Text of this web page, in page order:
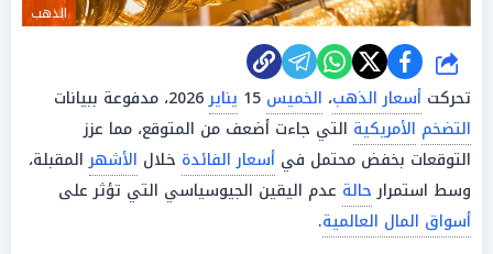
الذهب
شارك
تحركت أسعار الذهب، الخميس يناير2026، مدفوعة ببيانات
التضخم الأمريكية التي جاءت أضعف من المتوقع، مما عزز
التوقعات بخفض محتمل في أسعار الفائدة خلال الأشهرالمقبلة،
وسط استمرارحالة عدم اليقين الجيوسياسي التي تؤثر على
أسواق المال العالمية.